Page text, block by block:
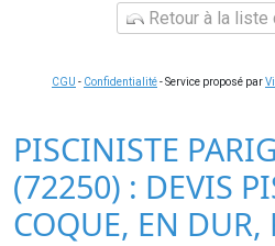
Retour à la
CGU - Confidentialité- Service proposé par
PISCINISTE
(72250) : DEVIS
COQUE, EN DUR,